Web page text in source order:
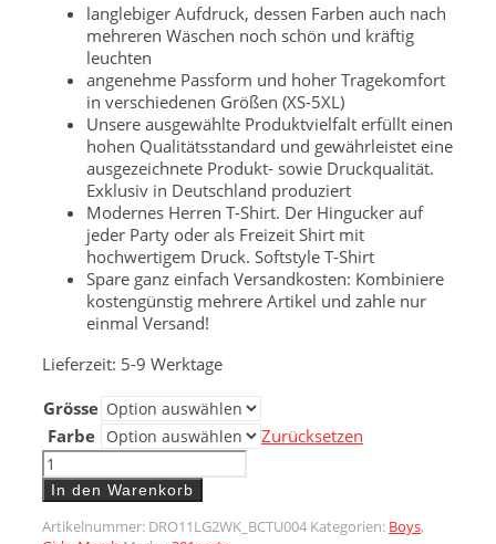
langlebiger Aufdruck, dessen Farben auch nach
mehreren Wäschen noch schön und kräftig
leuchten
angenehme Passform und hoher Tragekomfort
in verschiedenen Größen (XS-5XL)
Unsere ausgewählte Produktvielfalt erfüllt einen
hohen Qualitätsstandard und gewährleistet eine
ausgezeichnete Produkt- sowie Druckqualität.
Exklusiv in Deutschland produziert
Modernes Herren T-Shirt. Der Hingucker auf
jeder Party oder als Freizeit Shirt mit
hochwertigem Druck. Softstyle T-Shirt
Spare ganz einfach Versandkosten: Kombiniere
kostengünstig mehrere Artikel und zahle nur
einmal Versand!
Lieferzeit: 5-9 Werktage
Grösse
Farbe
Zurücksetzen
201parts
90s
Style
-
In den Warenkorb
Artikelnummer: DRO11LG2WK_BCTU004 Kategorien: Boys,